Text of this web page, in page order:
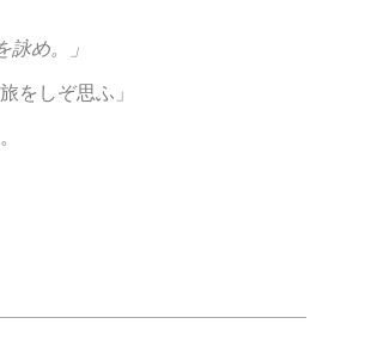
め。」
をしぞ思ふ」